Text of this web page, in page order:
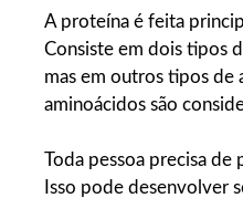
A proteína é feita
Consiste em dois tipos
mas em outros tipos de
aminoácidos são
Toda pessoa precisa de
Isso pode desenvolver